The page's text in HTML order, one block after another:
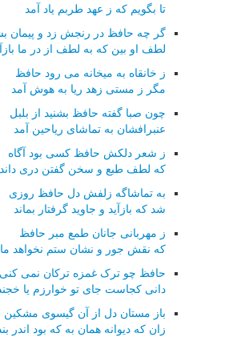
تا بگویم که ز عهد طربم یاد آمد
گر چه حافظ در رنجش زد و پیمان
لطف او بین که به لطف از در ما
ز خانقاه به میخانه می رود حافظ
مگر ز مستی زهد ریا به هوش آمد
چون صبا گفته حافظ بشنید از بلبل
عنبرافشان به تماشای ریاحین آمد
ز شعر دلکش حافظ کسی بود آگاه
که لطف طبع و سخن گفتن دری داند
به تماشاگه زلفش دل حافظ روزی
شد که بازآید و جاوید گرفتار بماند
ز مهربانی جانان طمع مبر حافظ
که نقش جور و نشان ستم نخواهد
حافظ چو ترک غمزه ترکان نمی کنی
دانی کجاست جای تو خوارزم یا
باز مستان دل از آن گیسوی
زان که دیوانه همان به که بود اندر